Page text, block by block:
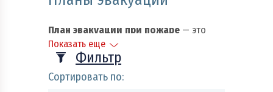
Информационно-справочная литература
Обеспечение эвакуации, знаки безопасности
Огнебиозащитные составы
Огнетушители
План эвакуации при пожаре — это
схема, в которой указаны эвакуационные
пути и выходы, установлены правила
поведения людей, а также порядок и
последовательность действий
обслуживающего персонала на объекте
Показать еще
Фильтр
Сортировать по: